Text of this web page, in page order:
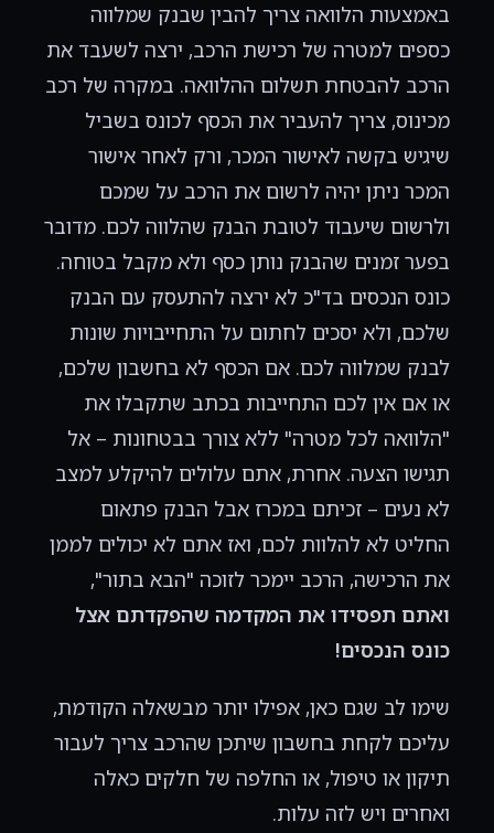
באמצעות הלוואה צריך להבין שבנק שמלווה
כספים למטרה של רכישת הרכב, ירצה לשעבד את
הרכב להבטחת תשלום ההלוואה. במקרה של רכב
מכינוס, צריך להעביר את הכסף לכונס בשביל
שיגיש בקשה לאישור המכר, ורק לאחר אישור
המכר ניתן יהיה לרשום את הרכב על שמכם
ולרשום שיעבוד לטובת הבנק שהלווה לכם. מדובר
בפער זמנים שהבנק נותן כסף ולא מקבל בטוחה.
כונס הנכסים בד"כ לא ירצה להתעסק עם הבנק
שלכם, ולא יסכים לחתום על התחייבויות שונות
לבנק שמלווה לכם. אם הכסף לא בחשבון שלכם,
או אם אין לכם התחייבות בכתב שתקבלו את
"הלוואה לכל מטרה" ללא צורך בבטחונות – אל
תגישו הצעה. אחרת, אתם עלולים להיקלע למצב
לא נעים – זכיתם במכרז אבל הבנק פתאום
החליט לא להלוות לכם, ואז אתם לא יכולים לממן
את הרכישה, הרכב יימכר לזוכה "הבא בתור",
ואתם תפסידו את המקדמה שהפקדתם אצל
כונס הנכסים!
שימו לב שגם כאן, אפילו יותר מבשאלה הקודמת,
עליכם לקחת בחשבון שיתכן שהרכב צריך לעבור
תיקון או טיפול, או החלפה של חלקים כאלה
ואחרים ויש לזה עלות.